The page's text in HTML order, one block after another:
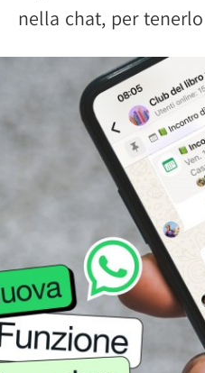
nella chat, per